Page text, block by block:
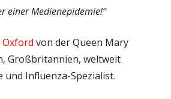
einer Medienepidemie!“
Oxford von der Queen Mary
Großbritannien, weltweit
Influenza-Spezialist.